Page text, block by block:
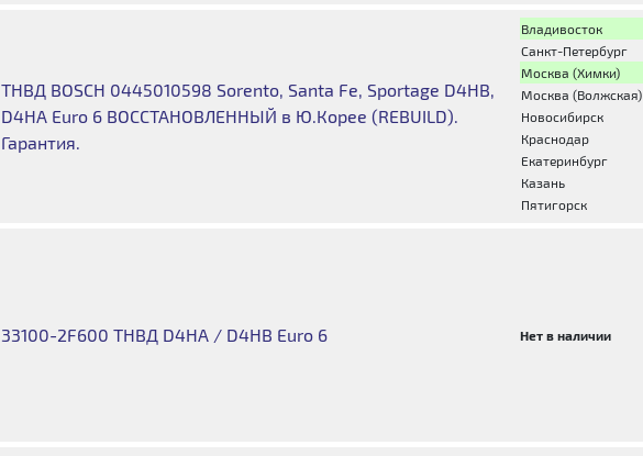
ТНВД BOSCH 0445010598 Sorento, Santa Fe, Sportage D4HB,
D4HA Euro 6 ВОССТАНОВЛЕННЫЙ в Ю.Корее (REBUILD).
Гарантия.
Владивосток
Санкт-Петербург
Москва (Химки)
Москва (Волжская)
Новосибирск
Краснодар
Екатеринбург
Казань
Пятигорск
33100-2F600 ТНВД D4HA / D4HB Euro 6 Нет в наличии